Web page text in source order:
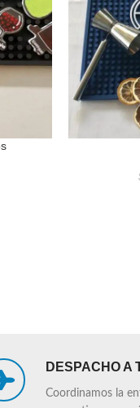
AÑADIR AL
DESPACHO A
Coordinamos la